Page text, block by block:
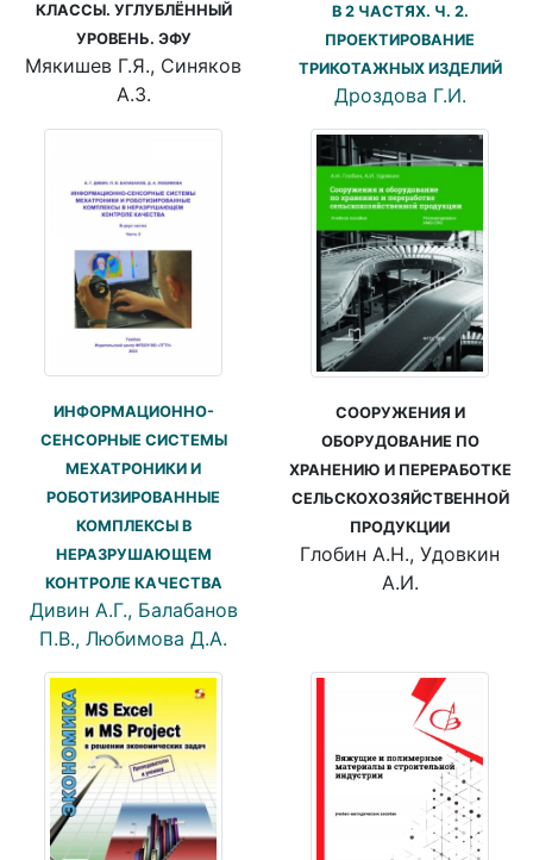
КЛАССЫ. УГЛУБЛЁННЫЙ
УРОВЕНЬ. ЭФУ
Мякишев Г.Я., Синяков
А.З.
В 2 ЧАСТЯХ. Ч. 2.
ПРОЕКТИРОВАНИЕ
ТРИКОТАЖНЫХ ИЗДЕЛИЙ
Дроздова Г.И.
ИНФОРМАЦИОННО-
СЕНСОРНЫЕ СИСТЕМЫ
МЕХАТРОНИКИ И
РОБОТИЗИРОВАННЫЕ
КОМПЛЕКСЫ В
НЕРАЗРУШАЮЩЕМ
КОНТРОЛЕ КАЧЕСТВА
Дивин А.Г., Балабанов
П.В., Любимова Д.А.
СООРУЖЕНИЯ И
ОБОРУДОВАНИЕ ПО
ХРАНЕНИЮ И ПЕРЕРАБОТКЕ
СЕЛЬСКОХОЗЯЙСТВЕННОЙ
ПРОДУКЦИИ
Глобин А.Н., Удовкин
А.И.